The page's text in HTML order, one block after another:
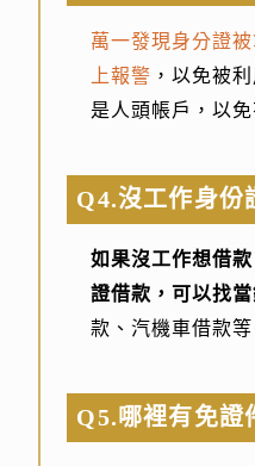
萬一發現身分證
上報警 ，以免被
是人頭帳戶，以免
Q4.沒工作身份
如果沒工作想借
證借款，可以找
款、汽機車借款
Q5.哪裡有免證